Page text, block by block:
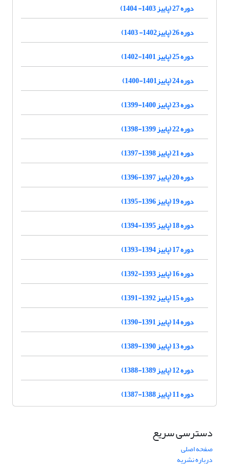
دوره 27 (پاییز 1403- 1404)
دوره 26 (پاییز1402- 1403)
دوره 25 (پاییز 1401-1402)
دوره 24 (پاییز1401-1400)
دوره 23 (پاییز 1400-1399)
دوره 22 (پاییز 1399-1398)
دوره 21 (پاییز 1398-1397)
دوره 20 (پاییز 1397-1396)
دوره 19 (پاییز 1396-1395)
دوره 18 (پاییز 1395-1394)
دوره 17 (پاییز 1394-1393)
دوره 16 (پاییز 1393-1392)
دوره 15 (پاییز 1392-1391)
دوره 14 (پاییز 1391-1390)
دوره 13 (پاییز 1390-1389)
دوره 12 (پاییز 1389-1388)
دوره 11 (پاییز 1388-1387)
دسترسی سریع
صفحه اصلی
درباره نشریه